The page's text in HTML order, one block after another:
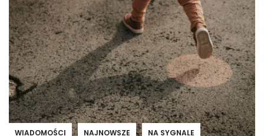
WIADOMOŚCI NAJNOWSZE NA SYGNALE